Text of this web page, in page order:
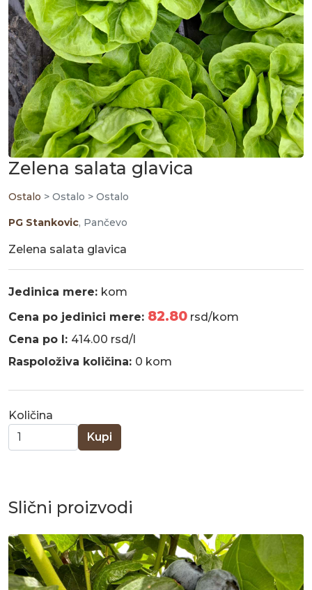
Zelena salata glavica
Ostalo > Ostalo > Ostalo
PG Stankovic, Pančevo
Zelena salata glavica
Jedinica mere: kom
Cena po jedinici mere: 82.80 rsd/kom
Cena po l: 414.00 rsd/l
Raspoloživa količina: 0 kom
Količina
Kupi
Slični proizvodi